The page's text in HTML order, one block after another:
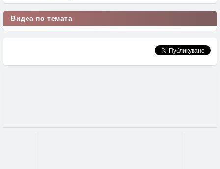
Видеа по темата